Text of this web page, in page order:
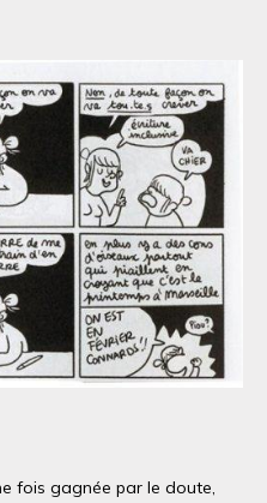
fois gagnée par le doute,